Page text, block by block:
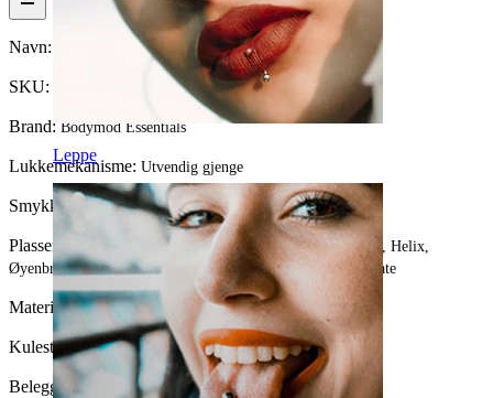
Leppe
Navn: Hestesko med kuler
SKU:
Brand: Bodymod Essentials
Lukkemekanisme: Utvendig gjenge
Smykketype:Horseshoe
Plassering:
Tragus, Snug, Septum, Rook, Nippel, Øreflipp, Helix,
Øyenbryn, Daith, Anti-tragus, Forward helix, Leppe, Intimate
Materiale:Kirurgisk stål
Kulestørrelse:3 mm.
Beleggtype: Ionimplantering